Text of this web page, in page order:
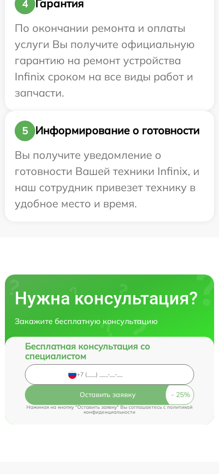
4
Гарантия
По окончании ремонта и оплаты
услуги Вы получите официальную
гарантию на ремонт устройства
Infinix сроком на все виды работ и
запчасти.
5
Информирование о готовности
Вы получите уведомление о
готовности Вашей техники Infinix, и
наш сотрудник привезет технику в
удобное место и время.
Нужна консультация?
Закажите бесплатную консультацию
Бесплатная консультация со
специалистом
Оставить заявку
Нажимая на кнопку "Оставить заявку" Вы соглашаетесь cполитикой
конфиденциальности